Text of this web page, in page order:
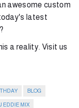
awesome custom
latest
a reality. Visit us
BLOG
EDDIE MIX